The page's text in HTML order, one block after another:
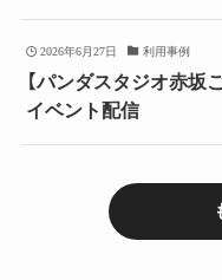
2026年6月27日 利用事例
【パンダスタジオ赤坂
イベント配信